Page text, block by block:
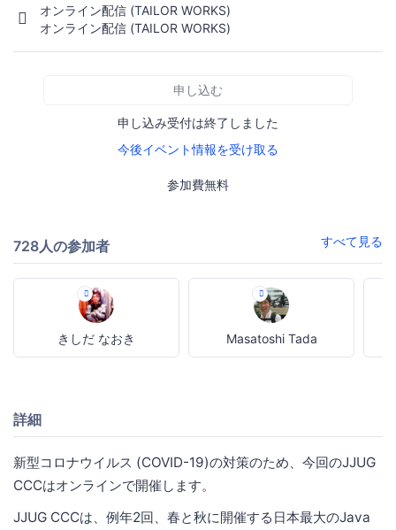
オンライン配信 (TAILOR WORKS)
オンライン配信 (TAILOR WORKS)
申し込む
申し込み受付は終了しました
今後イベント情報を受け取る
参加費無料
728人の参加者 すべて見る
きしだ なおき Masatoshi Tada
詳細
新型コロナウイルス (COVID-19)の対策のため、今回のJJUG
CCCはオンラインで開催します。
JJUG CCCは、例年2回、春と秋に開催する日本最大のJava